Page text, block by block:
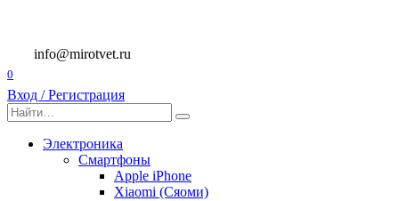
содержанию
info@mirotvet.ru
0
Вход / Регистрация
Search
for:
Электроника
Смартфоны
Apple iPhone
Xiaomi (Сяоми)